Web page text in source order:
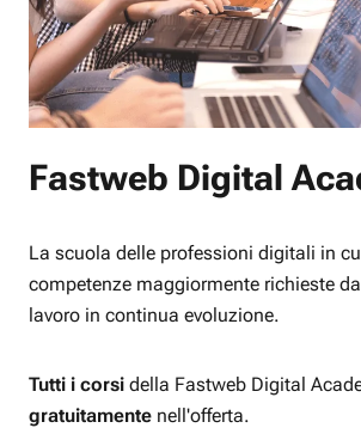
Fastweb Digital
La scuola delle professioni digitali in
competenze maggiormente richieste
lavoro in continua evoluzione.
Tutti i corsi della Fastweb Digital
gratuitamente nell'offerta.